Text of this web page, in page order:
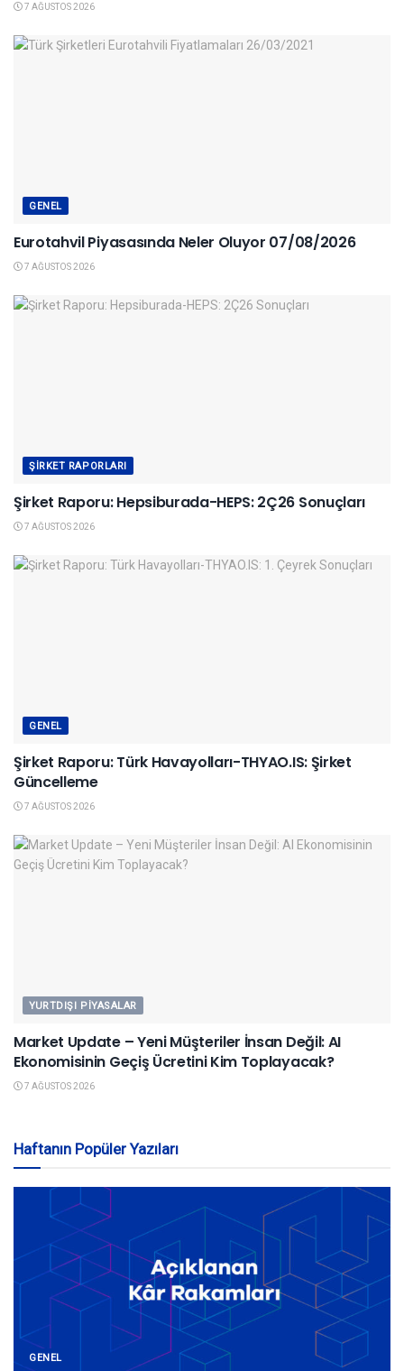
7 AĞUSTOS 2026
GENEL
Eurotahvil Piyasasında Neler Oluyor 07/08/2026
7 AĞUSTOS 2026
ŞIRKET RAPORLARI
Şirket Raporu: Hepsiburada-HEPS: 2Ç26 Sonuçları
7 AĞUSTOS 2026
GENEL
Şirket Raporu: Türk Havayolları-THYAO.IS: Şirket
Güncelleme
7 AĞUSTOS 2026
YURTDIŞI PIYASALAR
Market Update – Yeni Müşteriler İnsan Değil: AI
Ekonomisinin Geçiş Ücretini Kim Toplayacak?
7 AĞUSTOS 2026
Haftanın Popüler Yazıları
GENEL